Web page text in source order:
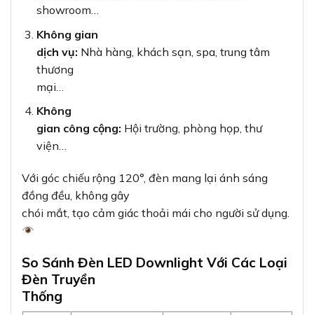
showroom…
Không gian
dịch vụ: Nhà hàng, khách sạn, spa, trung tâm
thương
mại…
Không
gian công cộng: Hội trường, phòng họp, thư
viện…
Với góc chiếu rộng 120°, đèn mang lại ánh sáng
đồng đều, không gây
chói mắt, tạo cảm giác thoải mái cho người sử dụng.
So Sánh Đèn LED Downlight Với Các Loại
Đèn Truyền
Thống